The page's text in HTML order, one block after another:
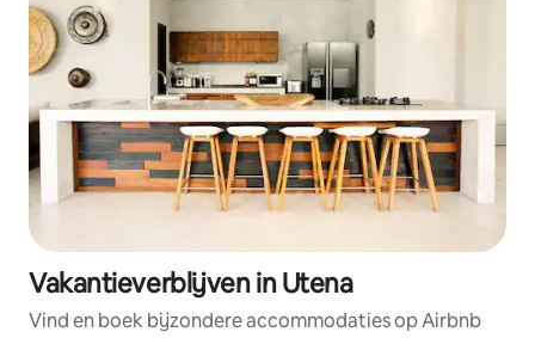
Vakantieverblijven in Utena
Vind en boek bijzondere accommodaties op Airbnb